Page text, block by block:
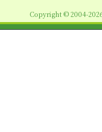
ン
Copyright © 2004-